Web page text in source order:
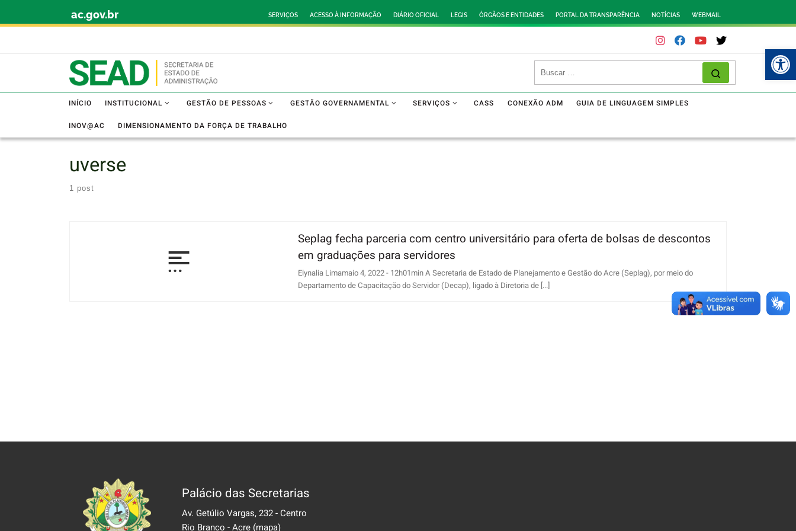
ac.gov.br SERVIÇOS ACESSO À INFORMAÇÃO DIÁRIO OFICIAL LEGIS ÓRGÃOS E ENTIDADES PORTAL DA TRANSPARÊNCIA NOTÍCIAS WEBMAIL
INÍCIO INSTITUCIONAL GESTÃO DE PESSOAS GESTÃO GOVERNAMENTAL SERVIÇOS CASS CONEXÃO ADM GUIA DE LINGUAGEM SIMPLES
INOV@AC DIMENSIONAMENTO DA FORÇA DE TRABALHO
uverse
1 post
Seplag fecha parceria com centro universitário para oferta de bolsas de descontos
em graduações para servidores
Elynalia Limamaio 4, 2022 - 12h01min A Secretaria de Estado de Planejamento e Gestão do Acre (Seplag), por meio do
Departamento de Capacitação do Servidor (Decap), ligado à Diretoria de [...]
Palácio das Secretarias
Av. Getúlio Vargas, 232 - Centro
Rio Branco - Acre (mapa)